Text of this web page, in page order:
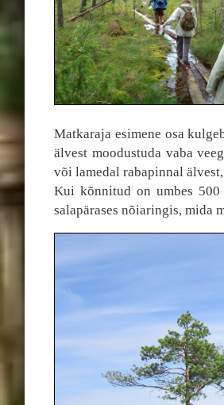
Matkaraja esimene osa
älvest moodustuda vaba
või lamedal rabapinnal
Kui kõnnitud on umbes
salapärases nõiaringis, mida